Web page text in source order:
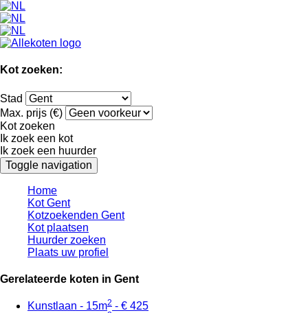
Kot zoeken:
Stad
Max. prijs (€)
Kot zoeken
Ik zoek een kot
Ik zoek een huurder
Toggle navigation
Home
Kot Gent
Kotzoekenden Gent
Kot plaatsen
Huurder zoeken
Plaats uw profiel
Gerelateerde koten in Gent
Kunstlaan - 15m2 - € 425